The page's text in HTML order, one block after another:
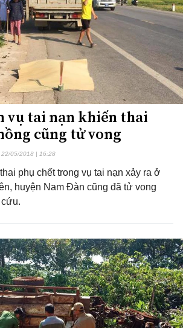
vụ tai nạn khiến thai
cũng tử vong
22/05/2018 | 16:28
phụ chết trong vụ tai nạn xảy ra ở
huyện Nam Đàn cũng đã tử vong